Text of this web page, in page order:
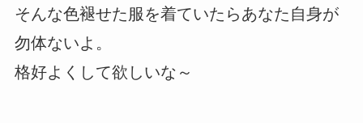
そんな色褪せた服を着ていたらあなた自身が
勿体ないよ。
格好よくして欲しいな～